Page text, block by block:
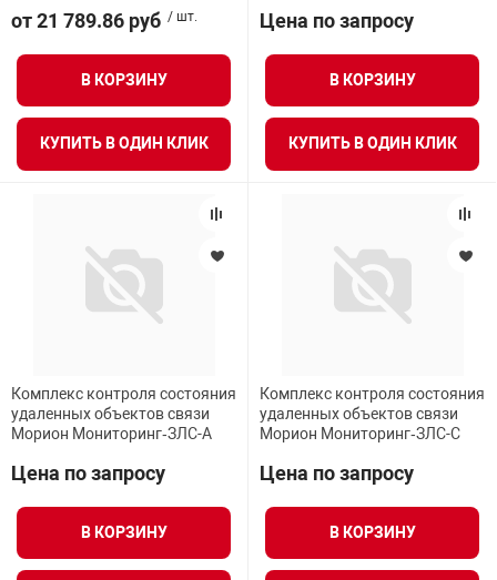
от 21 789.86 руб / шт.
В КОРЗИНУ
КУПИТЬ В ОДИН КЛИК
Цена по запросу
В КОРЗИНУ
КУПИТЬ В ОДИН КЛИК
Комплекс контроля состояния
удаленных объектов связи
Морион Мониторинг‑ЗЛС-А
Цена по запросу
В КОРЗИНУ
Комплекс контроля состояния
удаленных объектов связи
Морион Мониторинг‑ЗЛС-С
Цена по запросу
В КОРЗИНУ